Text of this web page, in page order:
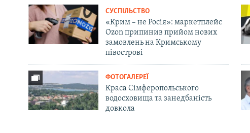
СУСПІЛЬСТВО
«Крим – не Росія»: маркетплейс
Ozon припинив прийом нових
замовлень на Кримському
півострові
ФОТОГАЛЕРЕЇ
Краса Сімферопольського
водосховища та занедбаність
довкола